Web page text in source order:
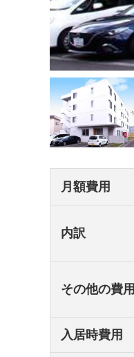
月額費用
内訳
その他の費用
入居時費用